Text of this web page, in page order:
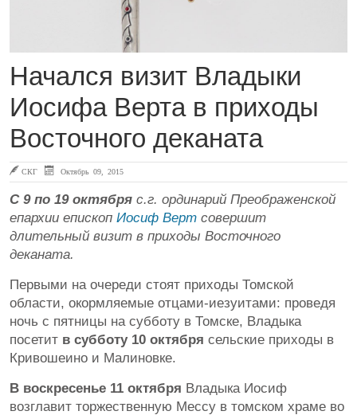
Начался визит Владыки
Иосифа Верта в приходы
Восточного деканата
СКГ Октябрь 09, 2015
С 9 по 19 октября с.г. ординарий Преображенской
епархии епископ Иосиф Верт совершит
длительный визит в приходы Восточного
деканата.
Первыми на очереди стоят приходы Томской
области, окормляемые отцами-иезуитами: проведя
ночь с пятницы на субботу в Томске, Владыка
посетит в субботу 10 октября сельские приходы в
Кривошеино и Малиновке.
В воскресенье 11 октября Владыка Иосиф
возглавит торжественную Мессу в томском храме во